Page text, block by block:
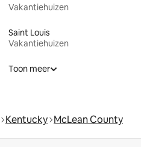
Vakantiehuizen
Saint Louis
Vakantiehuizen
Toon meer
Kentucky McLean County